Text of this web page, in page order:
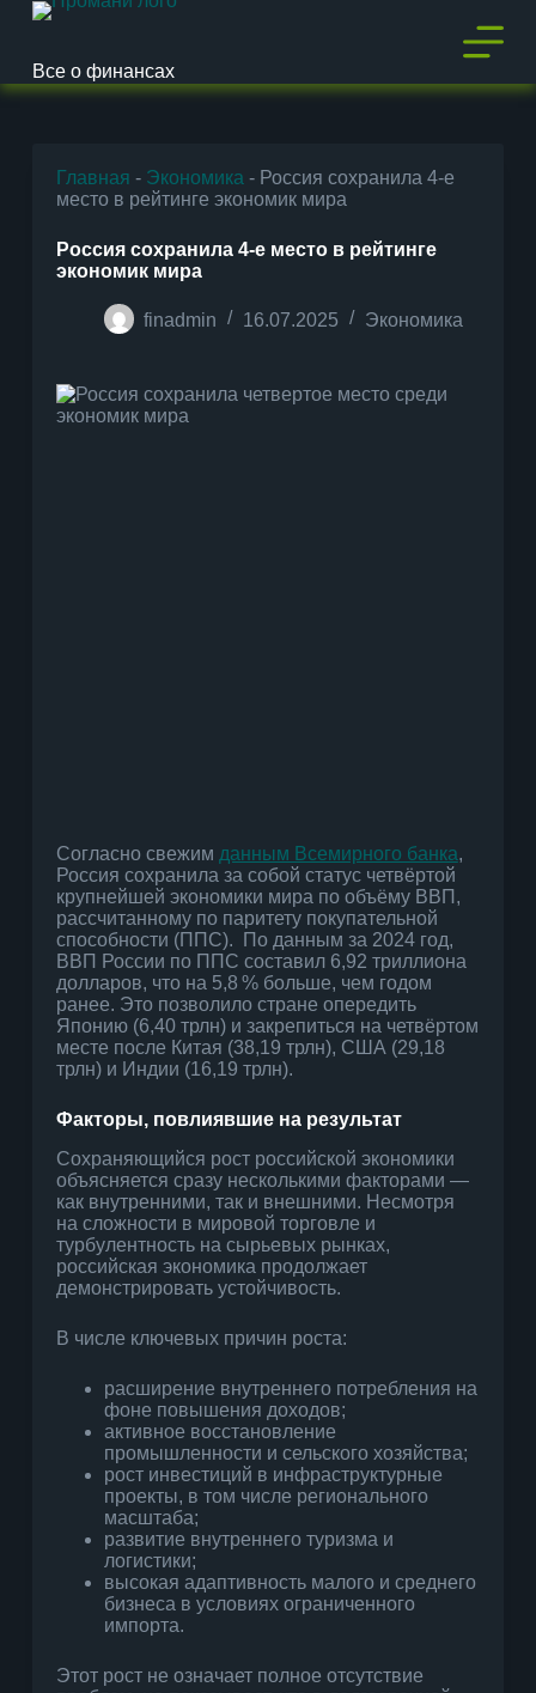
П
р
е
Все о финансах
Главная - Экономика - Россия сохранила 4-е
место в рейтинге экономик мира
Россия сохранила 4-е место в рейтинге
экономик мира
finadmin 16.07.2025 Экономика
Согласно свежим данным Всемирного банка,
Россия сохранила за собой статус четвёртой
крупнейшей экономики мира по объёму ВВП,
рассчитанному по паритету покупательной
способности (ППС). По данным за 2024 год,
ВВП России по ППС составил 6,92 триллиона
долларов, что на 5,8 % больше, чем годом
ранее. Это позволило стране опередить
Японию (6,40 трлн) и закрепиться на четвёртом
месте после Китая (38,19 трлн), США (29,18
трлн) и Индии (16,19 трлн).
Факторы, повлиявшие на результат
Сохраняющийся рост российской экономики
объясняется сразу несколькими факторами —
как внутренними, так и внешними. Несмотря
на сложности в мировой торговле и
турбулентность на сырьевых рынках,
российская экономика продолжает
демонстрировать устойчивость.
В числе ключевых причин роста:
расширение внутреннего потребления на
фоне повышения доходов;
активное восстановление
промышленности и сельского хозяйства;
рост инвестиций в инфраструктурные
проекты, в том числе регионального
масштаба;
развитие внутреннего туризма и
логистики;
высокая адаптивность малого и среднего
бизнеса в условиях ограниченного
импорта.
Этот рост не означает полное отсутствие